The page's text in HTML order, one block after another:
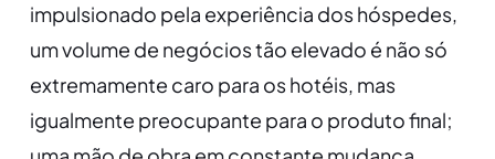
impulsionado pela experiência dos hóspedes,
um volume de negócios tão elevado é não só
extremamente caro para os hotéis, mas
igualmente preocupante para o produto final;